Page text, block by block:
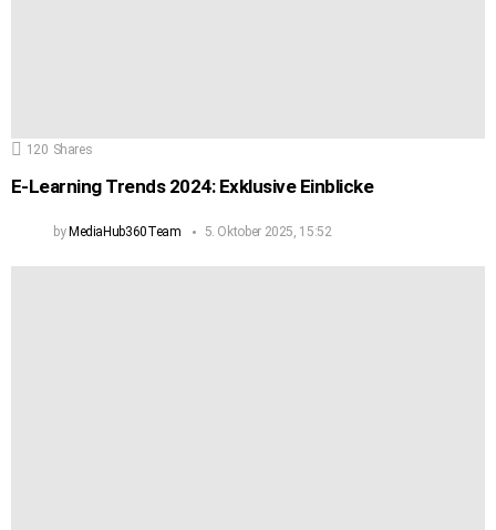
120 Shares
E-Learning Trends 2024: Exklusive Einblicke
by MediaHub360Team 5. Oktober 2025, 15:52